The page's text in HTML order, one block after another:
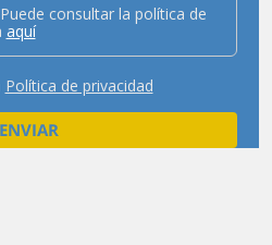
consultar la política de
aquí
Política de privacidad